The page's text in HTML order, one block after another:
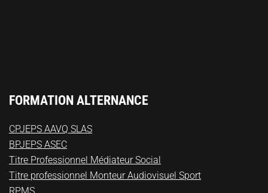
FORMATION ALTERNANCE
CPJEPS AAVQ SLAS
BPJEPS ASEC
Titre Professionnel Médiateur Social
Titre professionnel Monteur Audiovisuel Sport